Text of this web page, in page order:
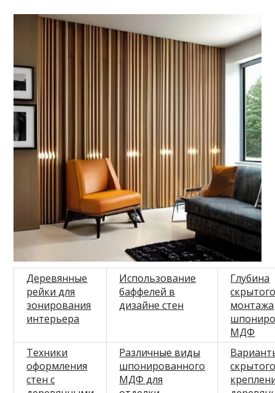
Деревянные
рейки для
зонирования
интерьера
Использование
баффелей в
дизайне стен
Глубина
монтажа
МДФ
Техники
оформления
стен с
Различные виды
шпонированного
МДФ для